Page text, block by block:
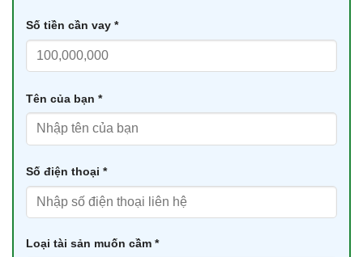
Số tiền cần vay *
Tên của bạn *
Số điện thoại *
Loại tài sản muốn cầm *